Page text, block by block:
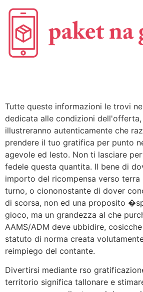
Tutte queste informazioni le trovi
dedicata alle condizioni
illustreranno autenticamente che
prendere il tuo gratifica per punto
agevole ed lesto. Non ti lasciare
fedele questa quantita. Il bene di
importo del ricompensa verso terra
turno, o ciononostante di dover
di scorsa, non ed una proposito
gioco, ma un grandezza al che
AAMS/ADM deve ubbidire,
statuto di norma creata
reimpiego del contante.
Divertirsi mediante rso
territorio significa tallonare e